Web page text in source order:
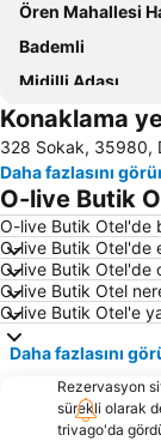
Ören Mahallesi
Bademli
Midilli Adası
Çandarlı Kale
Ayvalık Belediye
Denizköy
Artur Güvercin
Mytilene International
Dikili Limanı
Castle of Mytilini
Artur Martı Koyu
Kayra Plajı
Agios Isidoros
Konaklama
328 Sokak, 35980,
Daha fazlasını
O-live Butik
O-live Butik Otel'de
O-live Butik Otel'de
O-live Butik Otel'de
O-live Butik Otel
O-live Butik Otel'e
Daha fazlasını
Rezervasyon
sürekli olarak
trivago'da